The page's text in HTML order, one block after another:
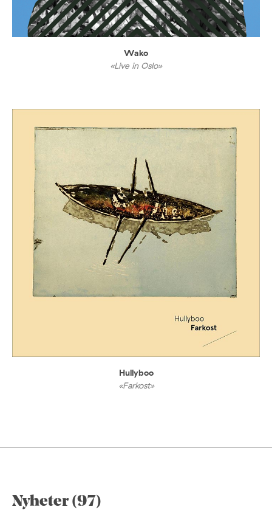
Wako
«Live in Oslo»
Hullyboo
«Farkost»
Nyheter (97)